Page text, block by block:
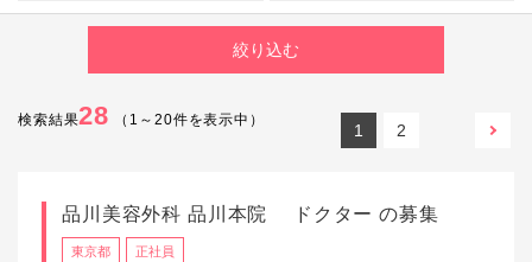
検索結果28 （ 1 ～ 20件を表示中）
1 2
品川美容外科 品川本院 ドクター の募集
東京都 正社員